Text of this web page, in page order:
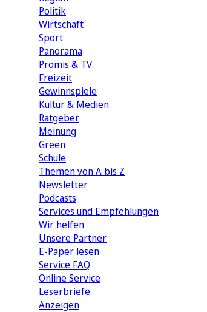
Politik
Wirtschaft
Sport
Panorama
Promis & TV
Freizeit
Gewinnspiele
Kultur & Medien
Ratgeber
Meinung
Green
Schule
Themen von A bis Z
Newsletter
Podcasts
Services und Empfehlungen
Wir helfen
Unsere Partner
E-Paper lesen
Service FAQ
Online Service
Leserbriefe
Anzeigen